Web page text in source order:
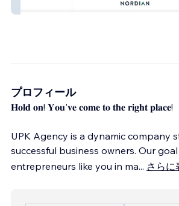
プロフィール
𝐇𝐨𝐥𝐝 𝐨𝐧! 𝐘𝐨𝐮'𝐯𝐞 𝐜𝐨𝐦𝐞 𝐭𝐨 𝐭𝐡𝐞 𝐫𝐢𝐠𝐡𝐭 𝐩𝐥𝐚𝐜𝐞!
UPK Agency is a dynamic company
successful business owners. Our
entrepreneurs like you in ma... さらに